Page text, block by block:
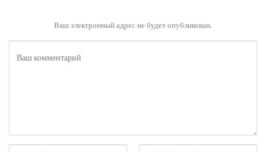
Ваш электронный адрес не будет опубликован.